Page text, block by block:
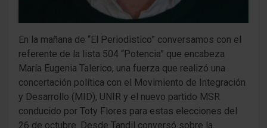
En la mañana de “El Periodistico” conversamos con el
referente de la lista 504 “Potencia” que encabeza
María Eugenia Talerico, una fuerza que realizó una
concertación política con el Movimiento de Integración
y Desarrollo (MID), UNIR y el nuevo partido MSR
conducido por Toty Flores para estas elecciones del
26 de octubre. Desde Tandil conversó sobre la